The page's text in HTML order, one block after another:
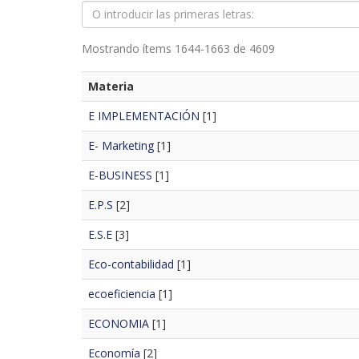
Mostrando ítems 1644-1663 de 4609
Materia
E IMPLEMENTACIÓN [1]
E- Marketing [1]
E-BUSINESS [1]
E.P.S [2]
E.S.E [3]
Eco-contabilidad [1]
ecoeficiencia [1]
ECONOMIA [1]
Economía [2]